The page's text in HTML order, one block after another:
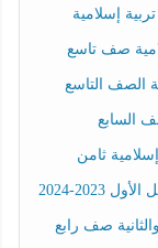
إسلامية
صف تاسع
السابع
2024
صف رابع